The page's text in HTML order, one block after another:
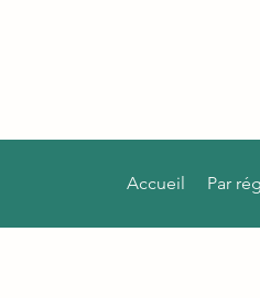
Accueil Par